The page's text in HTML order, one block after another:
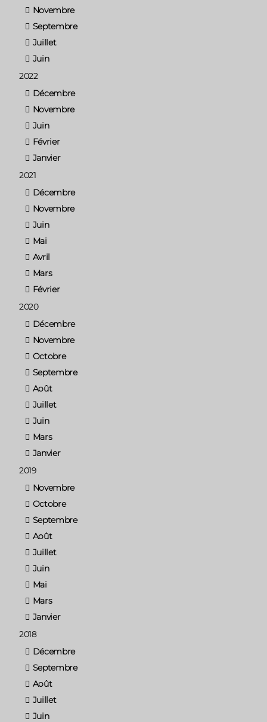
Novembre
Septembre
Juillet
Juin
2022
Décembre
Novembre
Juin
Février
Janvier
2021
Décembre
Novembre
Juin
Mai
Avril
Mars
Février
2020
Décembre
Novembre
Octobre
Septembre
Août
Juillet
Juin
Mars
Janvier
2019
Novembre
Octobre
Septembre
Août
Juillet
Juin
Mai
Mars
Janvier
2018
Décembre
Septembre
Août
Juillet
Juin